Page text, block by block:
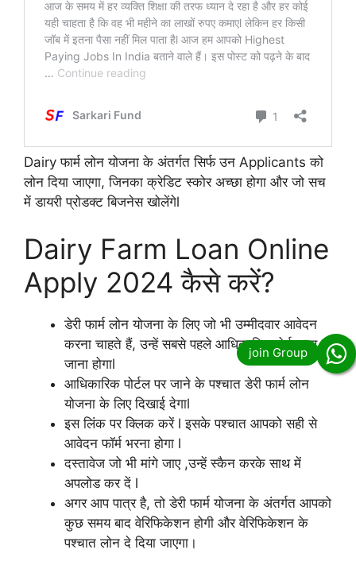
Dairy फार्म लोन योजना के अंतर्गत सिर्फ उन Applicants को
लोन दिया जाएगा, जिनका क्रेडिट स्कोर अच्छा होगा और जो सच
में डायरी प्रोडक्ट बिजनेस खोलेंगेl
Dairy Farm Loan Online
Apply 2024 कैसे करें?
डेरी फार्म लोन योजना के लिए जो भी उम्मीदवार आवेदन
करना चाहते हैं, उन्हें सबसे पहले आधिकारिक पोर्टल पर
जाना होगाl
आधिकारिक पोर्टल पर जाने के पश्चात डेरी फार्म लोन
योजना के लिए दिखाई देगाl
इस लिंक पर क्लिक करें l इसके पश्चात आपको सही से
आवेदन फॉर्म भरना होगा l
दस्तावेज जो भी मांगे जाए ,उन्हें स्कैन करके साथ में
अपलोड कर दें l
अगर आप पात्र है, तो डेरी फार्म योजना के अंतर्गत आपको
कुछ समय बाद वेरिफिकेशन होगी और वेरिफिकेशन के
पश्चात लोन दे दिया जाएगा।